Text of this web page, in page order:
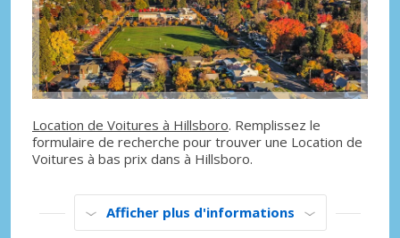
Location de Voitures à Hillsboro. Remplissez le
formulaire de recherche pour trouver une Location de
Voitures à bas prix dans à Hillsboro.
Afficher plus d'informations